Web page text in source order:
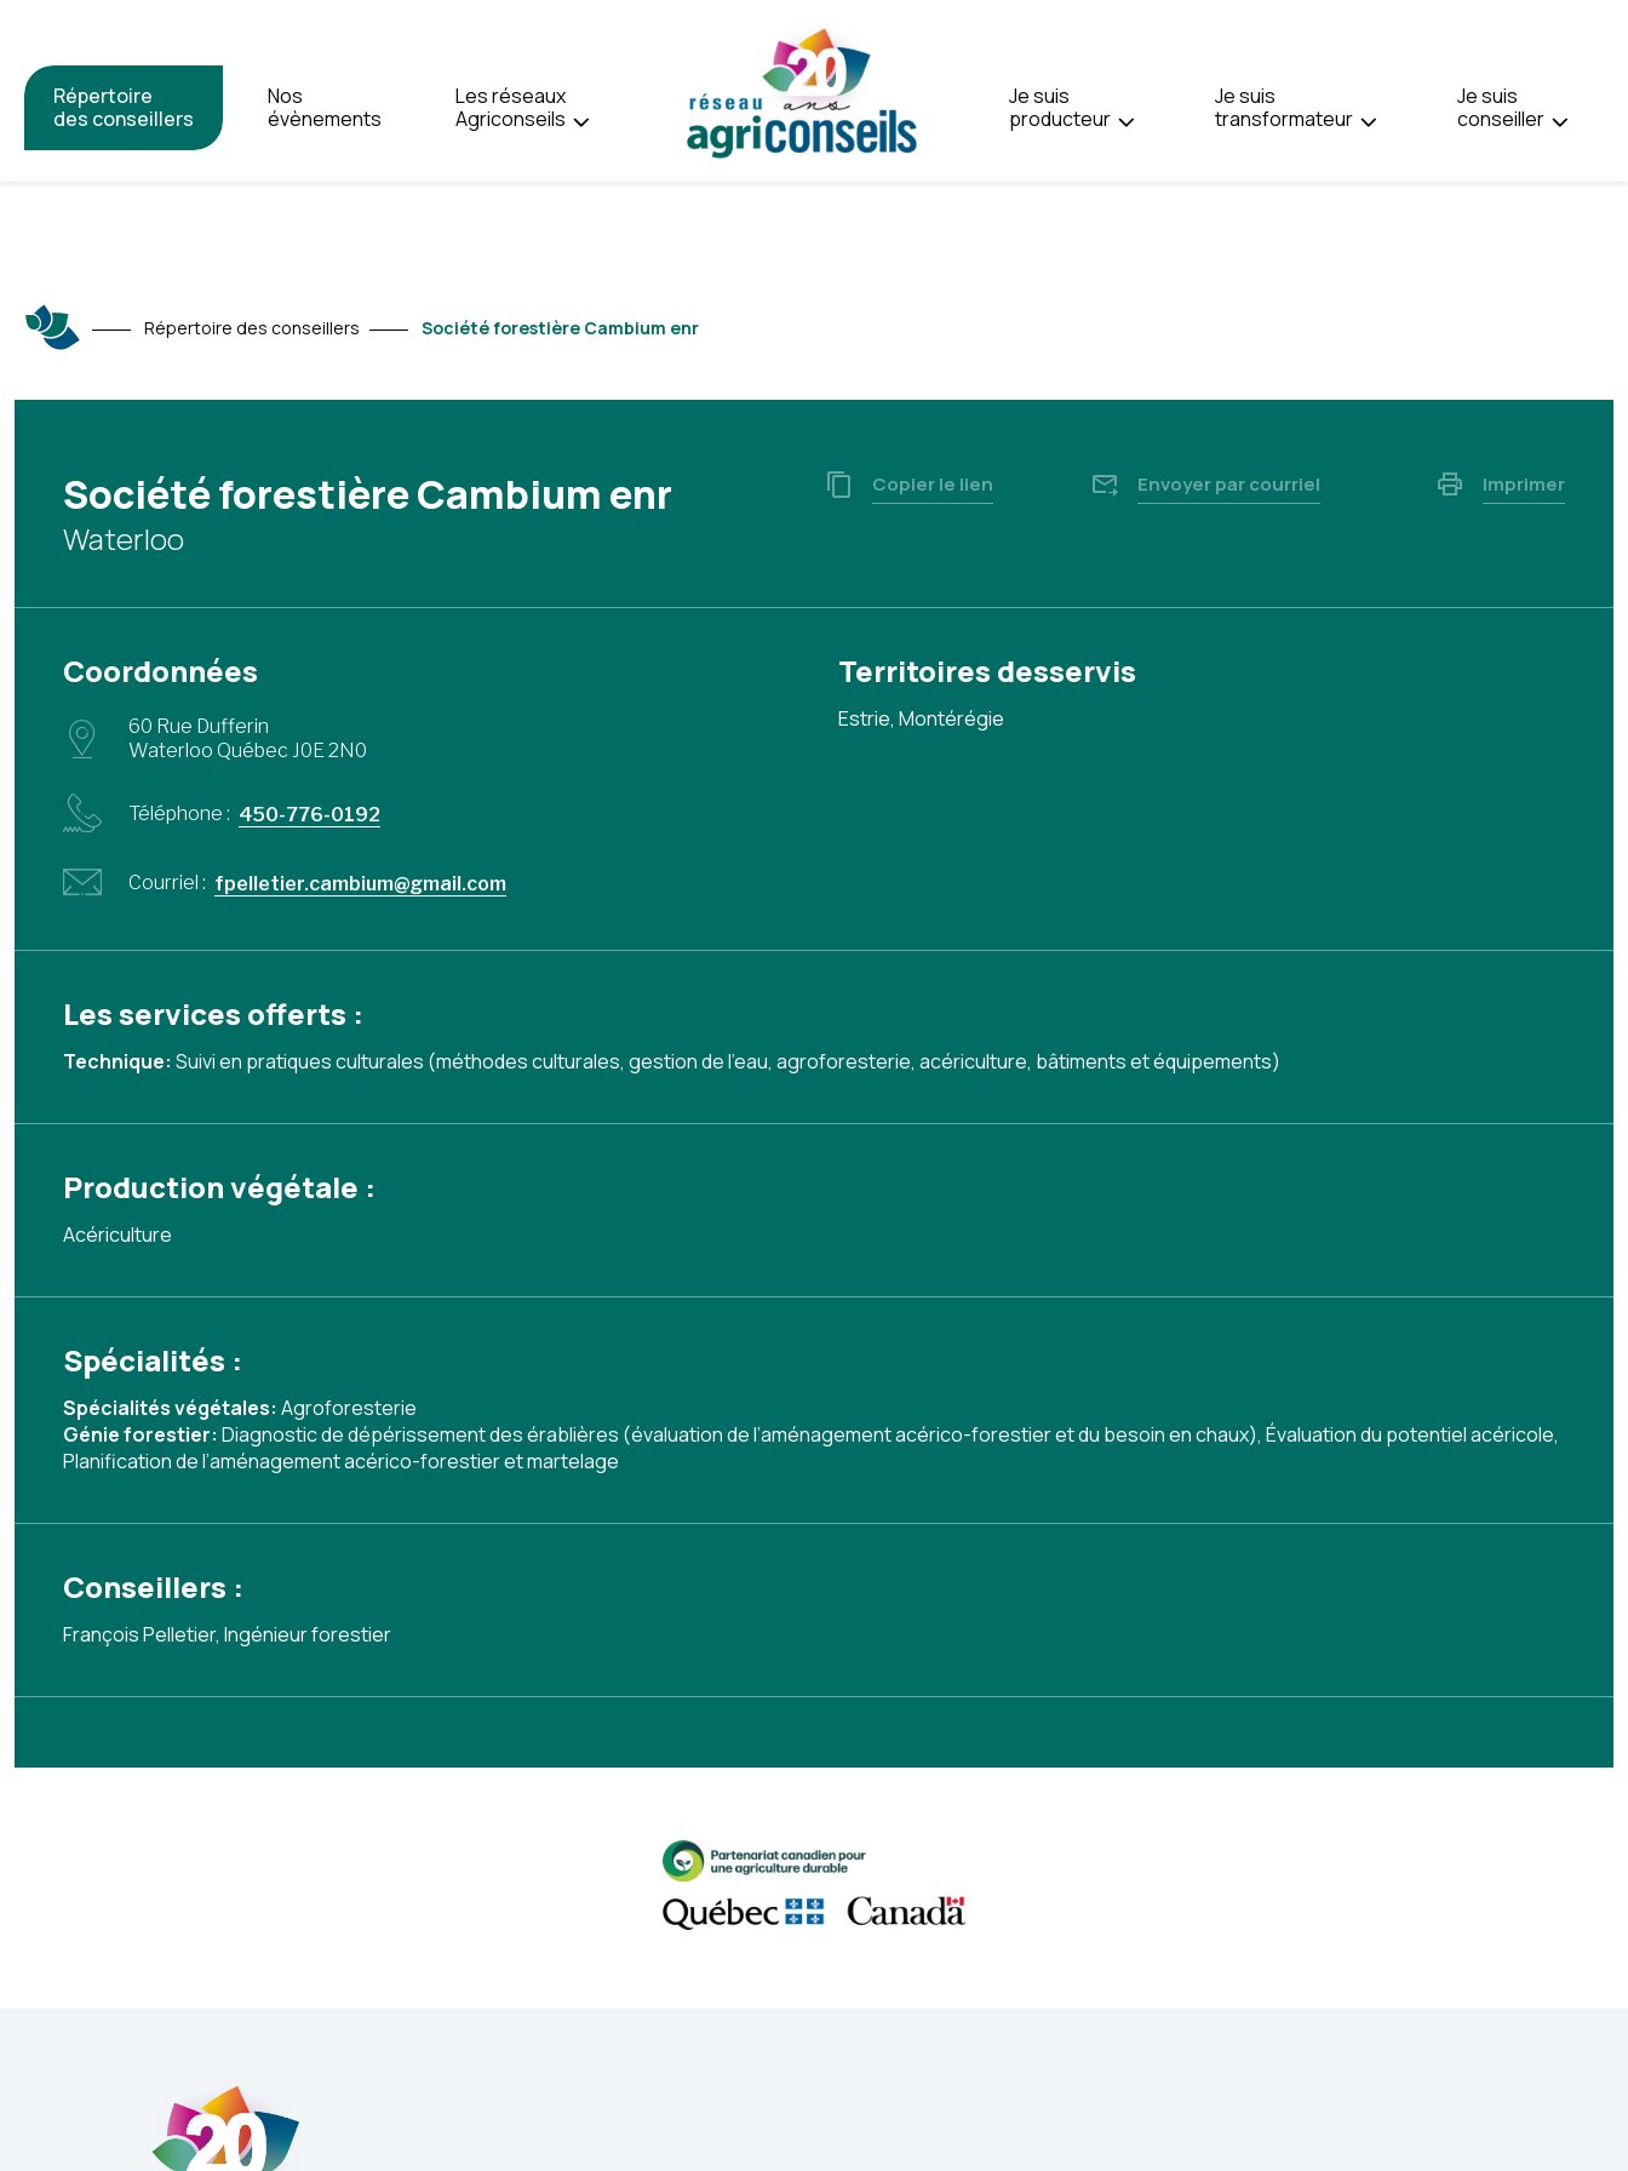
Répertoire
des conseillers
Nos
évènements
Les réseaux
Agriconseils
Je suis
producteur
Je suis
transformateur
Je suis
conseiller
ENGLISH.
Répertoire des conseillers Société forestière Cambium enr
Société forestière Cambium enr
Waterloo
Copier le lien Envoyer par courriel Imprimer
Coordonnées
60 Rue Dufferin
Waterloo Québec J0E 2N0
Téléphone : 450-776-0192
Courriel : fpelletier.cambium@gmail.com
Territoires desservis
Estrie, Montérégie
Les services offerts :
Technique: Suivi en pratiques culturales (méthodes culturales, gestion de l'eau, agroforesterie, acériculture, bâtiments et équipements)
Production végétale :
Acériculture
Spécialités :
Spécialités végétales: Agroforesterie
Génie forestier: Diagnostic de dépérissement des érablières (évaluation de l’aménagement acérico-forestier et du besoin en chaux), Évaluation du potentiel acéricole,
Planification de l’aménagement acérico-forestier et martelage
Conseillers :
François Pelletier, Ingénieur forestier